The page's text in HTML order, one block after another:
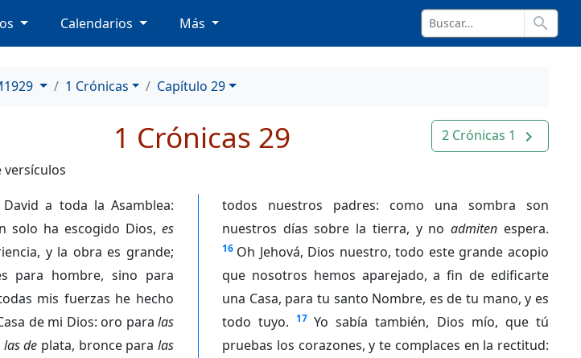
Calendarios Más search
1 Crónicas Capítulo 29
2 Crónicas 1 navigate_next
1 Crónicas 29
versículos
David a toda la Asamblea:
solo ha escogido Dios, es
y la obra es grande;
para hombre, sino para
mis fuerzas he hecho
de mi Dios: oro para las
las de plata, bronce para las
todos nuestros padres: como una sombra son
nuestros días sobre la tierra, y no admiten espera.
16 Oh Jehová, Dios nuestro, todo este grande acopio
que nosotros hemos aparejado, a fin de edificarte
una Casa, para tu santo Nombre, es de tu mano, y es
todo tuyo. 17 Yo sabía también, Dios mío, que tú
pruebas los corazones, y te complaces en la rectitud: